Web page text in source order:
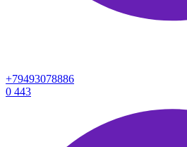
+79493078886
0 443